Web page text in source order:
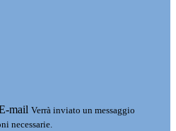
mail Verrà inviato un messaggio
necessarie.